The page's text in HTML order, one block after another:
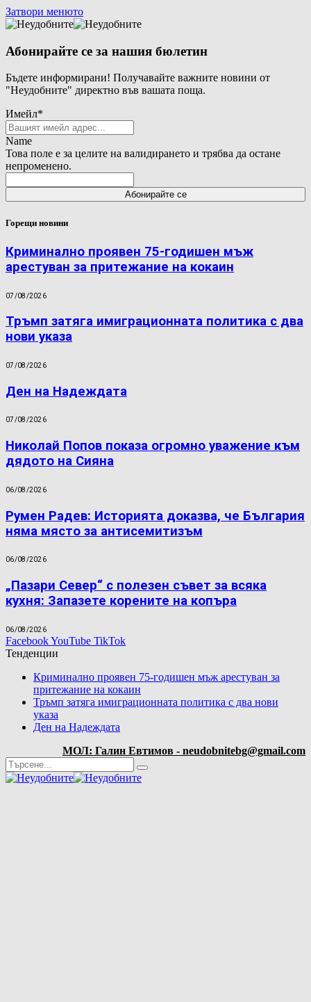
Затвори менюто
Абонирайте се за нашия бюлетин
Бъдете информирани! Получавайте важните новини от
"Неудобните" директно във вашата поща.
Имейл*
Name
Това поле е за целите на валидирането и трябва да остане
непроменено.
Горещи новини
Криминално проявен 75-годишен мъж
арестуван за притежание на кокаин
07/08/2026
Тръмп затяга имиграционната политика с два
нови указа
07/08/2026
Ден на Надеждата
07/08/2026
Николай Попов показа огромно уважение към
дядото на Сияна
06/08/2026
Румен Радев: Историята доказва, че България
няма място за антисемитизъм
06/08/2026
„Пазари Север“ с полезен съвет за всяка
кухня: Запазете корените на копъра
06/08/2026
FacebookYouTube TikTok
Тенденции
Криминално проявен 75-годишен мъж арестуван за
притежание на кокаин
Тръмп затяга имиграционната политика с два нови
указа
Ден на Надеждата
МОЛ: Галин Евтимов - neudobnitebg@gmail.com